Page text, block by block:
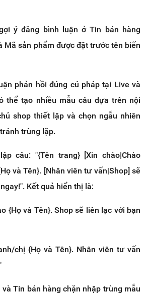
ý đăng bình luận ở Tin bán hàng
Mã sản phẩm được đặt trước tên biến
phản hồi đúng cú pháp tại Live và
thể tạo nhiều mẫu câu dựa trên nội
shop thiết lập và chọn ngẫu nhiên
trùng lặp.
câu: "{Tên trang} [Xin chào|Chào
và Tên}. [Nhân viên tư vấn|Shop] sẽ
Kết quả hiển thị là:
{Họ và Tên}. Shop sẽ liên lạc với bạn
chị {Họ và Tên}. Nhân viên tư vấn
và Tin bán hàng chặn nhập trùng mẫu